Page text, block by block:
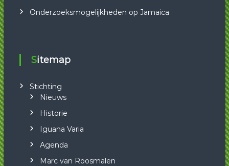
Onderzoeksmogelijkheden op Jamaica
Sitemap
Stichting
Nieuws
Historie
Iguana Varia
Agenda
Marc van Roosmalen